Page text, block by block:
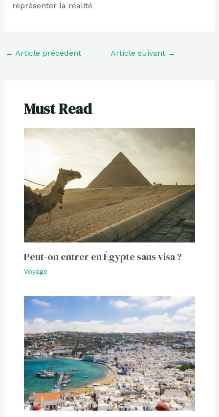
représenter la réalité
← Article précédent Article suivant →
Must Read
Peut-on entrer en Égypte sans visa ?
Voyage